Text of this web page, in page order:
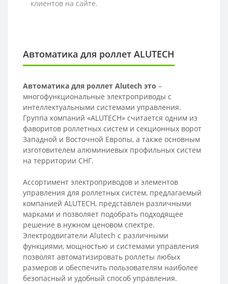
клиентов на сайте.
Автоматика для роллет ALUTECH
Автоматика для роллет Alutech это –
многофункциональные электроприводы с
интеллектуальными системами управления.
Группа компаний «ALUTECH» считается одним из
фаворитов роллетных систем и секционных ворот
Западной и Восточной Европы, а также основным
изготовителем алюминиевых профильных систем
на территории СНГ.
Ассортимент электроприводов и элементов
управления для роллетных систем, предлагаемый
компанией ALUTECH, представлен различными
марками и позволяет подобрать подходящее
решение в нужном ценовом спектре.
Электродвигатели Alutech с различными
функциями, мощностью и системами управления
позволят автоматизировать роллеты любых
размеров и обеспечить пользователям наиболее
безопасный и удобный способ управления.